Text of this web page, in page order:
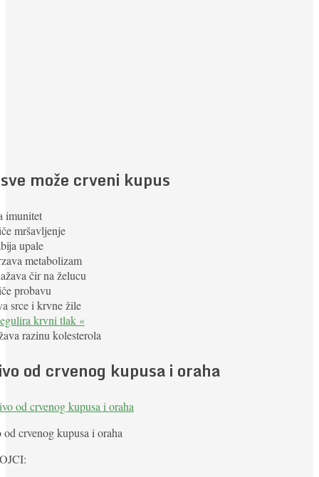
može crveni kupus
imunitet
mršavljenje
upale
metabolizam
čir na želucu
probavu
srce i krvne žile
krvni tlak «
razinu kolesterola
od crvenog kupusa i oraha
crvenog kupusa i oraha